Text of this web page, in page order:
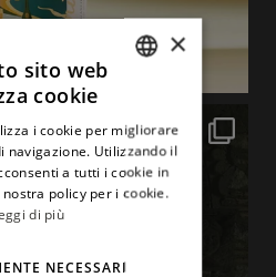
ENGLISH
×
sito web
cookie
i cookie per migliorare
navigazione. Utilizzando il
a tutti i cookie in
policy per i cookie.
di più
NECESSARI